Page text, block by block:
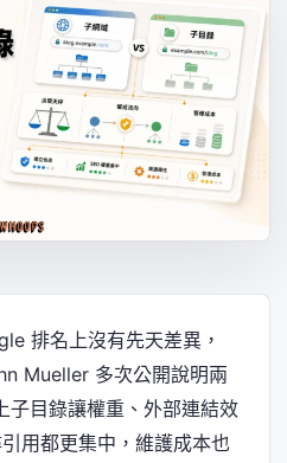
排名上沒有先天差異，
Mueller 多次公開說明兩
子目錄讓權重、外部連結效
用都更集中，維護成本也